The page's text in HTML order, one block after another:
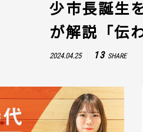
少市長誕生
が解説「伝
2024.04.25 13 SHARE